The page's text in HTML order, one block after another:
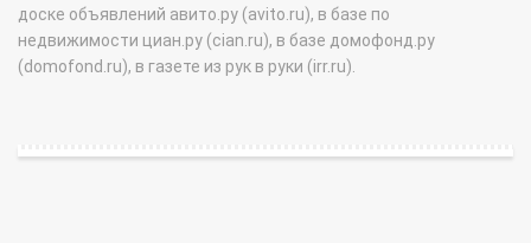
доске объявлений авито.ру (avito.ru), в базе по
недвижимости циан.ру (cian.ru), в базе домофонд.ру
(domofond.ru), в газете из рук в руки (irr.ru).